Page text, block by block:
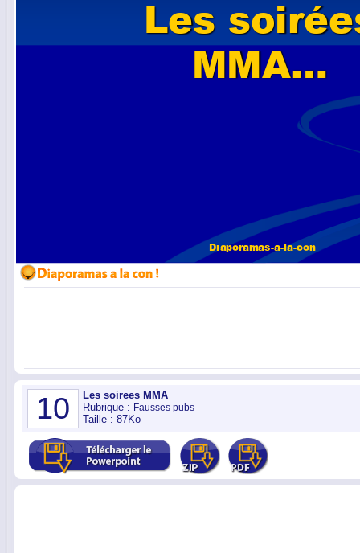
10
Les soirees MMA
Rubrique : Fausses pubs
Taille : 87Ko